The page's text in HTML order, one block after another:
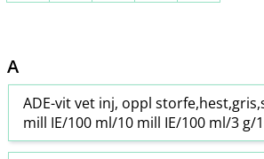
A
ADE-vit vet inj, oppl
mill IE/100 ml/10 mill IE/100 ml/3 g/